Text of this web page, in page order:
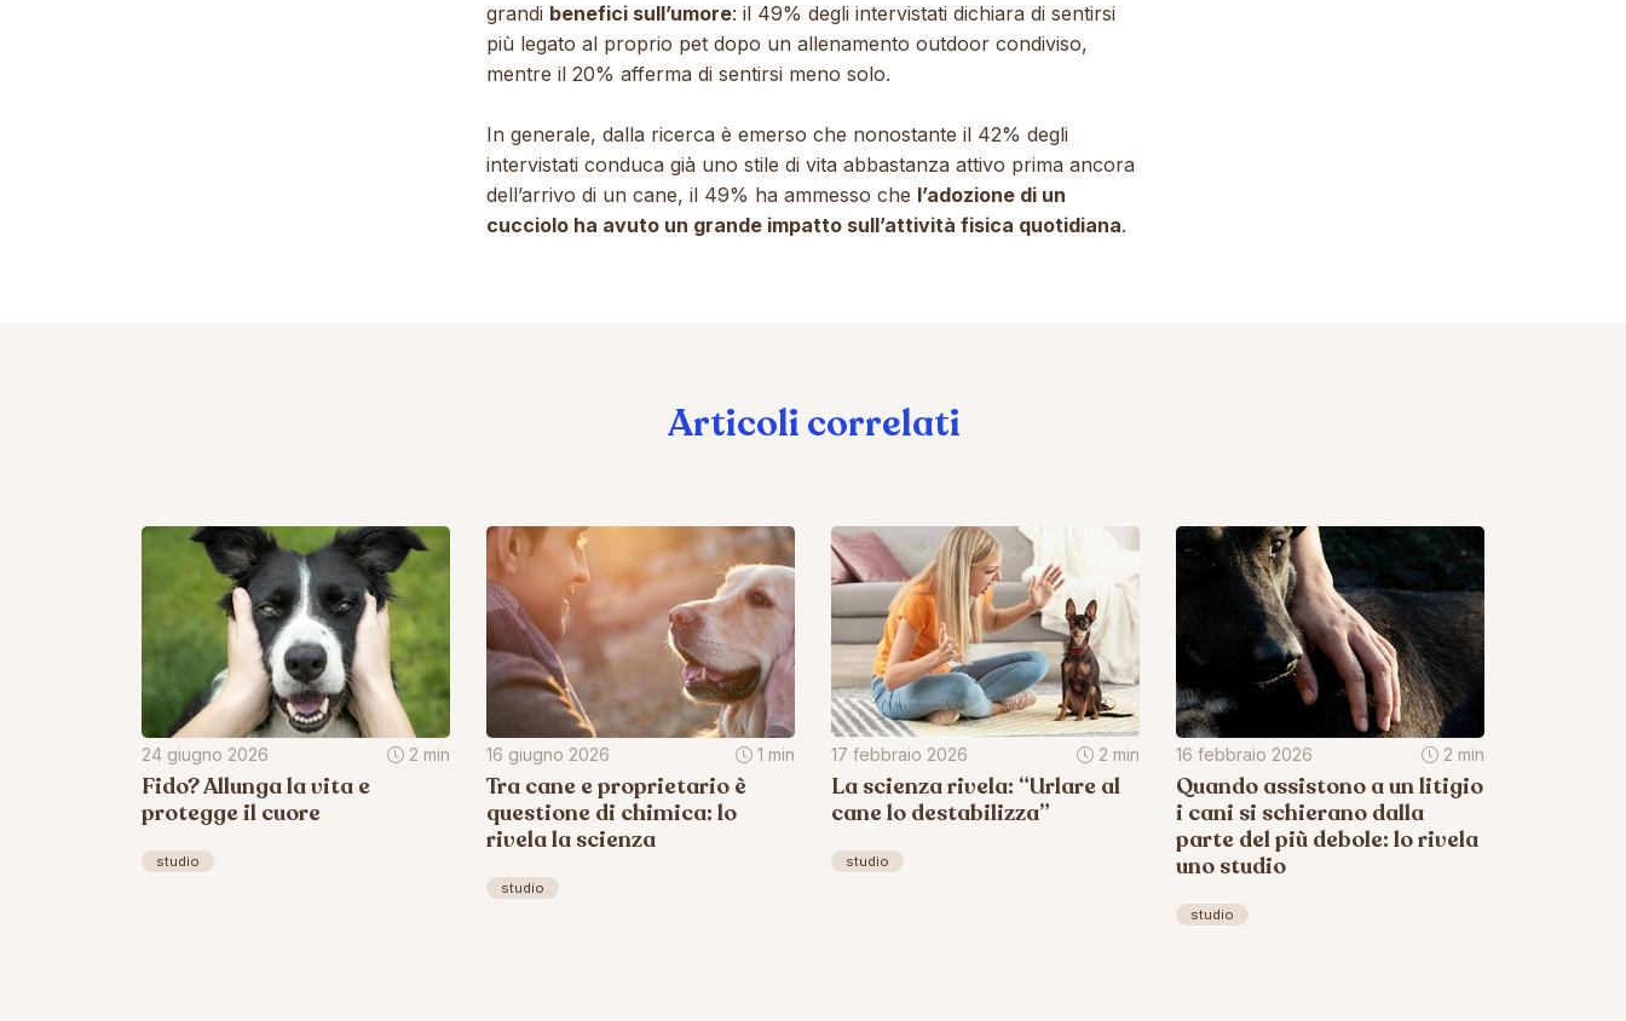
grandi benefici sull’umore: il 49% degli intervistati dichiara di sentirsi
più legato al proprio pet dopo un allenamento outdoor condiviso,
mentre il 20% afferma di sentirsi meno solo.
In generale, dalla ricerca è emerso che nonostante il 42% degli
intervistati conduca già uno stile di vita abbastanza attivo prima ancora
dell’arrivo di un cane, il 49% ha ammesso che l’adozione di un
cucciolo ha avuto un grande impatto sull’attività fisica quotidiana.
Articoli correlati
24 giugno 2026 2 min
Fido? Allunga la vita e
protegge il cuore
studio
16 giugno 2026 1 min
Tra cane e proprietario è
questione di chimica: lo
rivela la scienza
studio
17 febbraio 2026 2 min
La scienza rivela: “Urlare al
cane lo destabilizza”
studio
16 febbraio 2026 2 min
Quando assistono a un litigio
i cani si schierano dalla
parte del più debole: lo rivela
uno studio
studio